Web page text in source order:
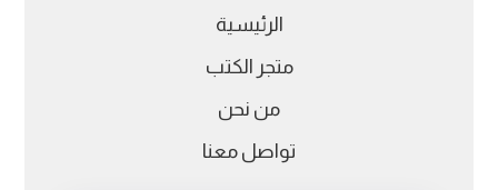
الرئيسية
متجر الكتب
من نحن
تواصل معنا